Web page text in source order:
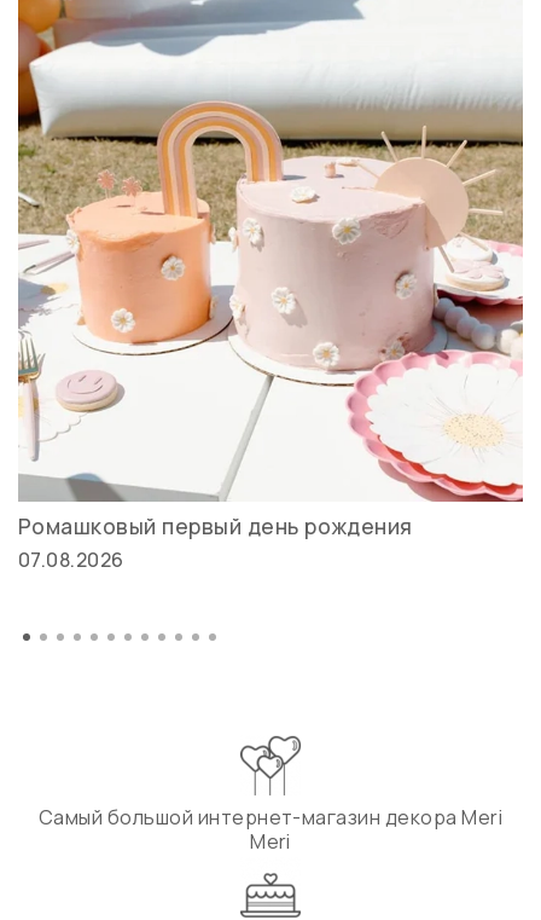
Ромашковый первый день рождения
07.08.2026
Самый большой интернет-магазин декора Meri
Meri